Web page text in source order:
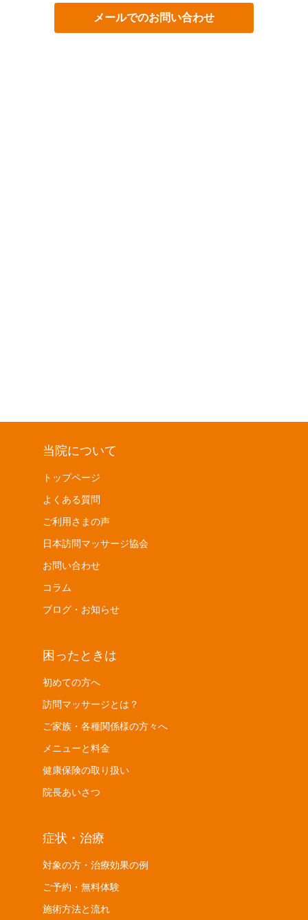
メールでのお問い合わせ
当院について
トップページ
よくある質問
ご利用さまの声
日本訪問マッサージ協会
お問い合わせ
コラム
ブログ・お知らせ
困ったときは
初めての方へ
訪問マッサージとは？
ご家族・各種関係様の方々へ
メニューと料金
健康保険の取り扱い
院長あいさつ
症状・治療
対象の方・治療効果の例
ご予約・無料体験
施術方法と流れ